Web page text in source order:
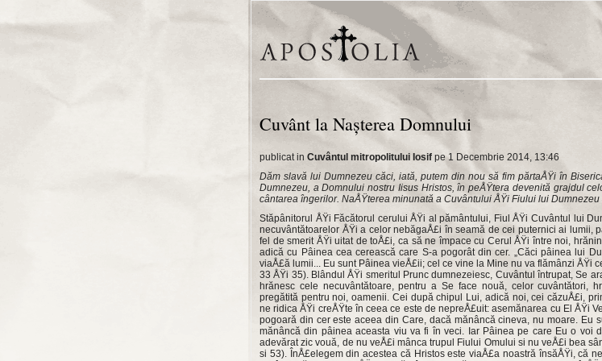
Cuvânt la Nașterea Domnului
publicat in Cuvântul mitropolitului Iosif pe 1 Decembrie 2014, 13:46
Dăm slavă lui Dumnezeu căci, iată, putem din nou să fim părtaÅŸi în
Dumnezeu, a Dom­nului nostru Iisus Hristos, în peÅŸtera deve­nită grajdul
cântarea îngerilor. NaÅŸte­rea minunată a Cuvântului ÅŸi Fiului lui
Stăpânitorul ÅŸi Făcătorul cerului ÅŸi al pă­mântului, Fiul ÅŸi Cuvântul lui
ne­cuvântătoarelor ÅŸi a celor nebăgaÅ£i în seamă de cei puternici ai lumii,
fel de smerit ÅŸi uitat de toÅ£i, ca să ne împace cu Cerul ÅŸi între noi,
adică cu Pâinea cea ce­rească care S-a pogorât din cer. „Căci pâinea lui
viaÅ£ă lumii... Eu sunt Pâinea vieÅ£ii; cel ce vine la Mine nu va flămânzi ÅŸi
33 ÅŸi 35). Blândul ÅŸi smeritul Prunc dumneze­iesc, Cuvântul întrupat, Se
hră­nesc cele necuvântătoare, pentru a Se face nouă, celor cuvântători,
pregătită pen­tru noi, oamenii. Cei după chipul Lui, adi­că noi, cei căzuÅ£i,
ne ridica ÅŸi creÅŸ­te în ceea ce este de nepreÅ£uit: asemănarea cu El ÅŸi
pogoară din cer este aceea din Care, dacă mănâncă cineva, nu moare. Eu
mănâncă din pâinea aceasta viu va fi în veci. Iar Pâinea pe care Eu o voi
adevărat zic vouă, de nu veÅ£i mânca trupul Fiului Omului si nu veÅ£i bea
si 53). ÎnÅ£elegem din aces­tea că Hristos este viaÅ£a noastră însăÅŸi, că